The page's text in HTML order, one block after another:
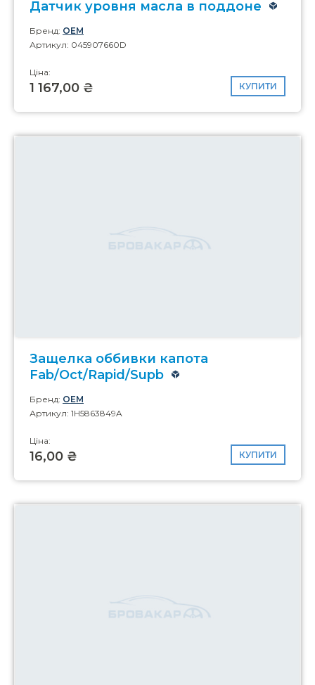
Датчик уровня масла в поддоне
Бренд: OEM
Артикул: 045907660D
Ціна:
1 167,00 ₴ КУПИТИ
Защелка оббивки капота
Fab/Oct/Rapid/Supb
Бренд: OEM
Артикул: 1H5863849A
Ціна:
16,00 ₴ КУПИТИ